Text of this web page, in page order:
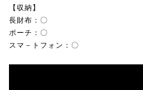
【収納】
長財布：〇
ポーチ：〇
スマ－トフォン：〇